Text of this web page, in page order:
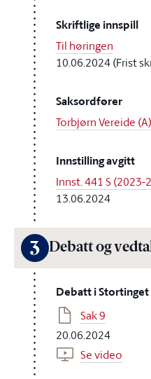
Skriftlige innspill
Til høringen
10.06.2024 (Frist
Saksordfører
Torbjørn Vereide (A)
Innstilling avgitt
Innst. 441 S (2023-
13.06.2024
3 Debatt og
Debatt i Stortinget
Sak 9
20.06.2024
Se video